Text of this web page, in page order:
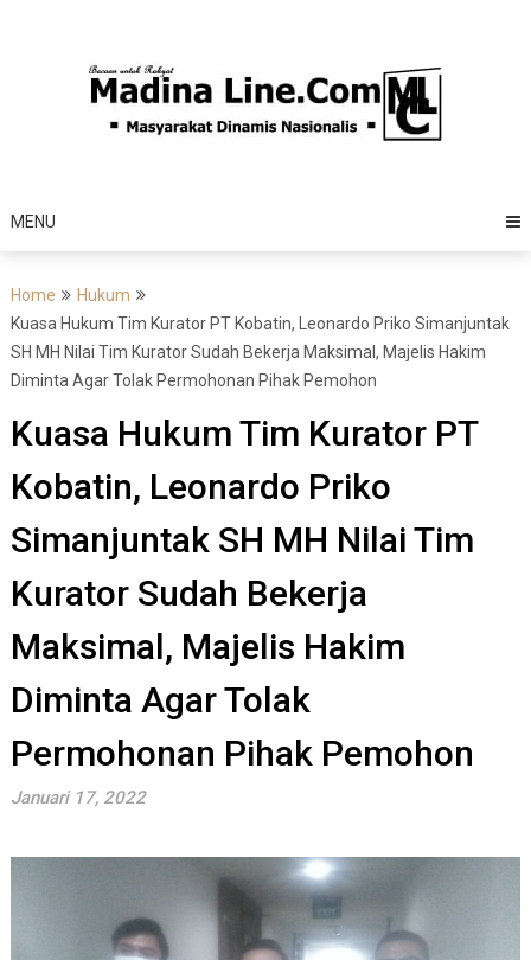
MENU
Home
Hukum
Kuasa Hukum Tim Kurator PT Kobatin, Leonardo Priko Simanjuntak
SH MH Nilai Tim Kurator Sudah Bekerja Maksimal, Majelis Hakim
Diminta Agar Tolak Permohonan Pihak Pemohon
Kuasa Hukum Tim Kurator PT
Kobatin, Leonardo Priko
Simanjuntak SH MH Nilai Tim
Kurator Sudah Bekerja
Maksimal, Majelis Hakim
Diminta Agar Tolak
Permohonan Pihak Pemohon
Januari 17, 2022